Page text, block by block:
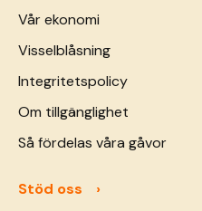
Vår ekonomi
Visselblåsning
Integritetspolicy
Om tillgänglighet
Så fördelas våra gåvor
Stöd oss